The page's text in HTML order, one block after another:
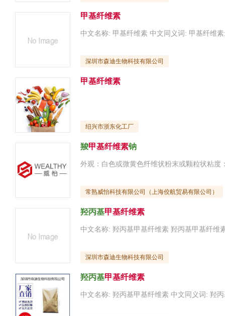
甲基纤维素
深圳市森迪生物科技有限公司
甲基纤维素
绍兴市浙东化工厂
羧甲基纤维素钠
常熟威怡科技有限公司（上海佼航贸易有限公司）
羟丙基甲基纤维素
深圳市森迪生物科技有限公司
羟丙基甲基纤维素